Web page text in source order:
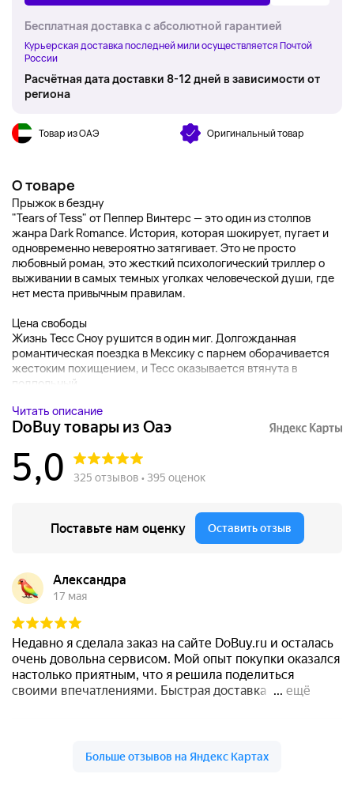
Бесплатная доставка с абсолютной гарантией
Курьерская доставка последней мили осуществляется Почтой
России
Расчётная дата доставки 8-12 дней в зависимости от
региона
Товар из ОАЭ Оригинальный товар
О товаре
Прыжок в бездну
"Tears of Tess" от Пеппер Винтерс — это один из столпов
жанра Dark Romance. История, которая шокирует, пугает и
одновременно невероятно затягивает. Это не просто
любовный роман, это жесткий психологический триллер о
выживании в самых темных уголках человеческой души, где
нет места привычным правилам.
Цена свободы
Жизнь Тесс Сноу рушится в один миг. Долгожданная
романтическая поездка в Мексику с парнем оборачивается
жестоким похищением, и Тесс оказывается втянута в
подпольный...
Читать описание